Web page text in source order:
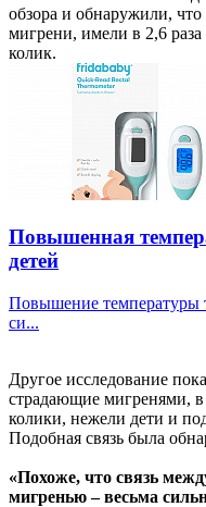
обзора и обнаружили,
мигрени, имели в 2,6
колик.
Повышенная
детей
Повышение температуры
си...
Другое исследование
страдающие мигренями,
колики, нежели дети и
Подобная связь была
«Похоже, что связь
мигренью – весьма